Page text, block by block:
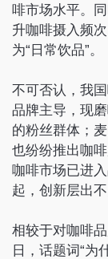
啡市场水平。
升咖啡摄入频
为“日常饮品”。
不可否认，我
品牌主导，现
的粉丝群体；
也纷纷推出咖
咖啡市场已进
起，创新层出
相较于对咖啡
日，话题词“为